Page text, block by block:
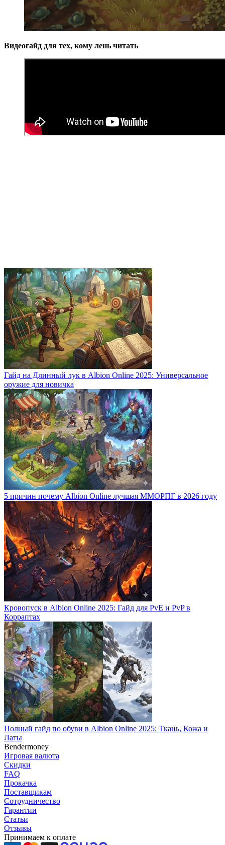
Видеогайд для тех, кому лень читать
Гайд на Длинный лук в Albion Online 2025: Универсальное
оружие для новичка
5 причин почему Albion Online лучшая ММОРПГ в 2026 году
Кровопуск в Albion Online 2025: Гайд для PvE и PvP в
Корраптах
Полный гайд по обуви в Albion Online 2025: Ткань, Кожа и
Латы
Bendermoney
Игровая валюта
Скидки
FAQ
Прокачка
Поставщикам
Сотрудничество
Гарантии
Статьи
Отзывы
Принимаем к оплате